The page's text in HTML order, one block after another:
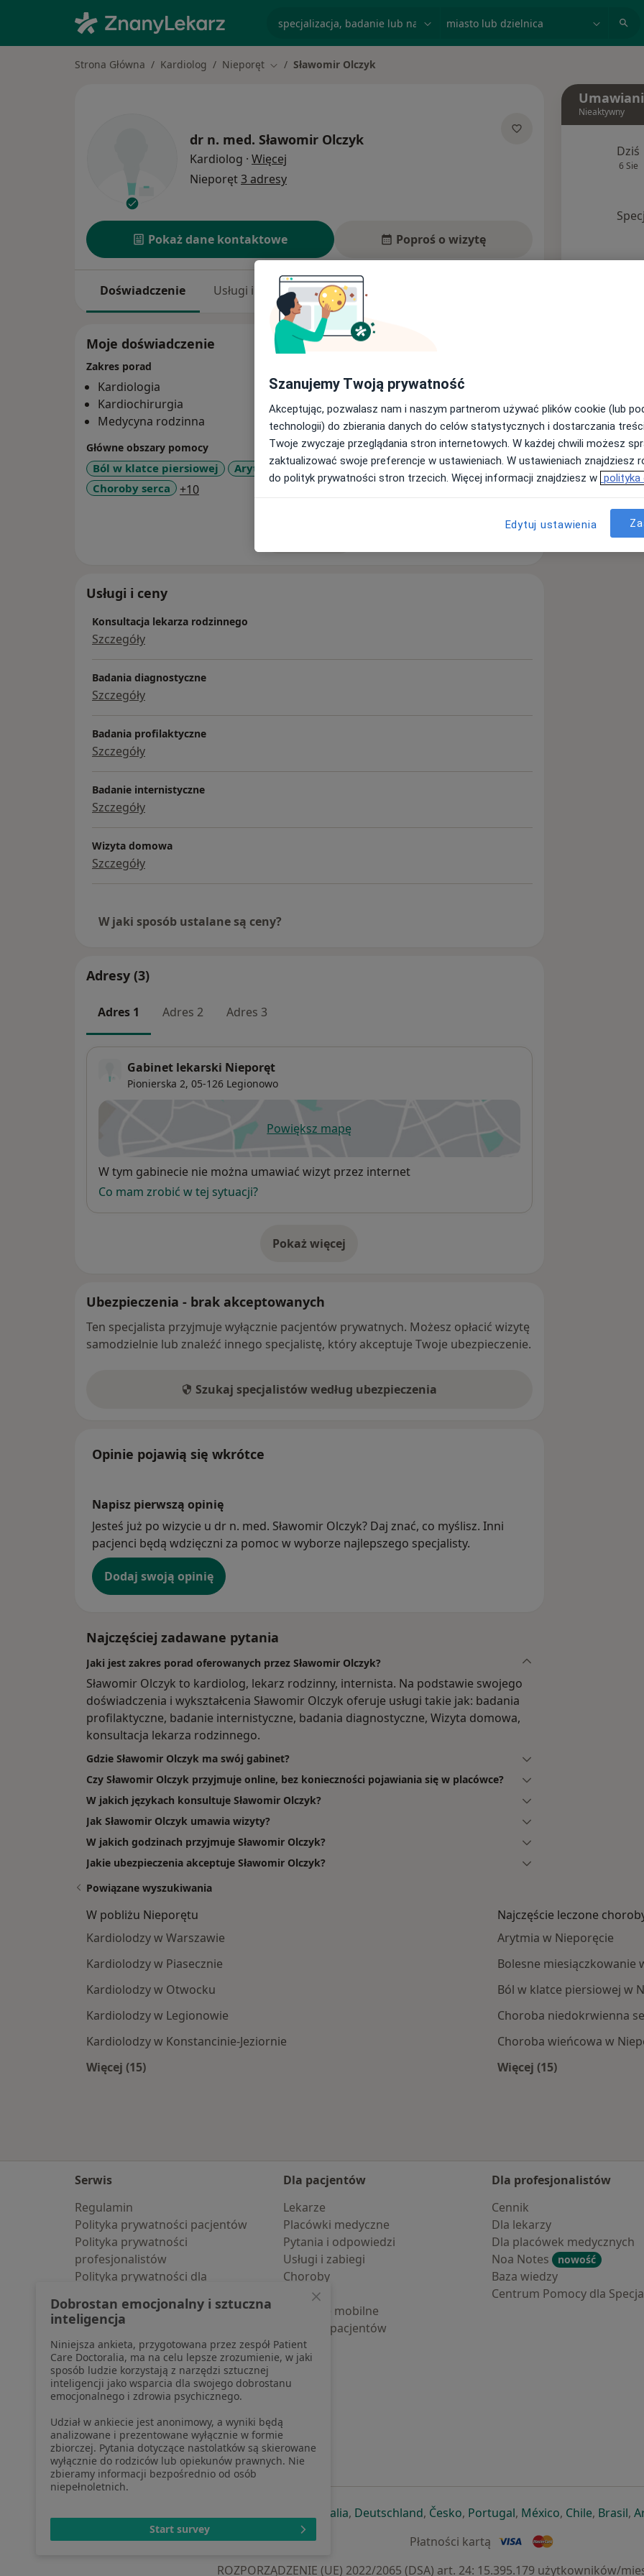
Strona Główna Kardiolog Nieporęt Zmień miasto
Sławomir Olczyk
dr n. med. Sławomir Olczyk
Kardiolog · Więcej
Nieporęt3 adresy
Pokaż dane kontaktowe Poproś o wizytę
Doświadczenie Usługi i ceny Adresy
Moje doświadczenie
Zakres porad
Kardiologia
Kardiochirurgia
Medycyna rodzinna
Główne obszary pomocy
Ból w klatce piersiowej Arytmia Osteoporoza
Zawał serca
Choroby serca
+10a11y_sr_more_diseases
Usługi i ceny
Konsultacja lekarza rodzinnego
Szczegóły
Badania diagnostyczne
Szczegóły
Badania profilaktyczne
Szczegóły
Badanie internistyczne
Szczegóły
Wizyta domowa
Szczegóły
W jaki sposób ustalane są ceny?
Adresy (3)
Adres 1 Adres 2 Adres 3
Gabinet lekarski Nieporęt
Pionierska 2, 05-126 Legionowo
Powiększ mapęotwiera się w nowej karcie
Dostępność
W tym gabinecie nie można umawiać wizyt przez internet
Co mam zrobić w tej sytuacji?
Pokaż więcej
o adresie
Ubezpieczenia - brak akceptowanych
Ten specjalista przyjmuje wyłącznie pacjentów prywatnych. Możesz opłacić wizytę
samodzielnie lub znaleźć innego specjalistę, który akceptuje Twoje ubezpieczenie.
Szukaj specjalistów według ubezpieczenia
Opinie pojawią się wkrótce
Napisz pierwszą opinię
Jesteś już po wizycie u dr n. med. Sławomir Olczyk? Daj znać, co myślisz. Inni
pacjenci będą wdzięczni za pomoc w wyborze najlepszego specjalisty.
Dodaj swoją opinię
Najczęściej zadawane pytania
Jaki jest zakres porad oferowanych przez Sławomir Olczyk?
Sławomir Olczyk to kardiolog, lekarz rodzinny, internista. Na podstawie swojego
doświadczenia i wykształcenia Sławomir Olczyk oferuje usługi takie jak: badania
profilaktyczne, badanie internistyczne, badania diagnostyczne, Wizyta domowa,
konsultacja lekarza rodzinnego.
Gdzie Sławomir Olczyk ma swój gabinet?
Czy Sławomir Olczyk przyjmuje online, bez konieczności pojawiania się w placówce?
W jakich językach konsultuje Sławomir Olczyk?
Jak Sławomir Olczyk umawia wizyty?
W jakich godzinach przyjmuje Sławomir Olczyk?
Jakie ubezpieczenia akceptuje Sławomir Olczyk?
Nieaktywny
Dziś
6 Sie
Powiązane wyszukiwania
W pobliżu Nieporętu
Kardiolodzy w Warszawie
Kardiolodzy w Piasecznie
Kardiolodzy w Otwocku
Kardiolodzy w Legionowie
Kardiolodzy w Konstancinie-Jeziornie
Więcej (15)
Najczęście leczone
Arytmia w Nieporęcie
Bolesne miesiączkowanie
Ból w klatce piersiowej w
Choroba niedokrwienna
Choroba wieńcowa w
Więcej (15)
Serwis
Regulamin
Polityka prywatności pacjentów
Polityka prywatności
profesjonalistów
Polityka prywatności dla
pozyskaliśmy samodzielnie
Polityka cookies
Jak działają wyniki wyszukiwania
Dostępność
O nas
Praca Rekrutujemy!
Partnerzy
Centrum prasowe
Kontakt
Dla pacjentów
Lekarze
Placówki medyczne
Pytania i odpowiedzi
Usługi i zabiegi
Choroby
Pomoc
Aplikacje mobilne
Blog dla pacjentów
Dla profesjonalistów
Cennik
Dla lekarzy
Dla placówek medycznych
Noa Notes
nowość
Baza wiedzy
Centrum Pomocy dla
otwiera się w nowej karcie
otwiera się w nowej karcie
otwiera się w nowej karcie
Italiaotwiera się w nowej karcie
, Deutschlandotwiera się w nowej karcie
, Českootwiera się w nowej karcie
, Portugalotwiera się w nowej
, Méxicootwiera się w
, Chileotwiera
, Brasil,
Płatności kartą
ROZPORZĄDZENIE (UE) 2022/2065 (DSA) art. 24: 15.395.179 użytkowników/
Szanujemy Twoją prywatność
Akceptując, pozwalasz nam i naszym partnerom używać plików cookie (lub
technologii) do zbierania danych do celów statystycznych i dostarczania
Twoje zwyczaje przeglądania stron internetowych. W każdej chwili możesz
zaktualizować swoje preferencje w ustawieniach. W ustawieniach znajdziesz
do polityk prywatności stron trzecich. Więcej informacji znajdziesz w polityka
Edytuj ustawienia
Dobrostan emocjonalny i sztuczna
inteligencja
Niniejsza ankieta, przygotowana przez zespół Patient
Care Doctoralia, ma na celu lepsze zrozumienie, w jaki
sposób ludzie korzystają z narzędzi sztucznej
inteligencji jako wsparcia dla swojego dobrostanu
emocjonalnego i zdrowia psychicznego.
Udział w ankiecie jest anonimowy, a wyniki będą
analizowane i prezentowane wyłącznie w formie
zbiorczej. Pytania dotyczące nastolatków są skierowane
wyłącznie do rodziców lub opiekunów prawnych. Nie
zbieramy informacji bezpośrednio od osób
niepełnoletnich.
Start survey